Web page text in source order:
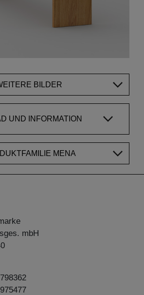
BILDER
UND INFORMATION
MENA
mbH